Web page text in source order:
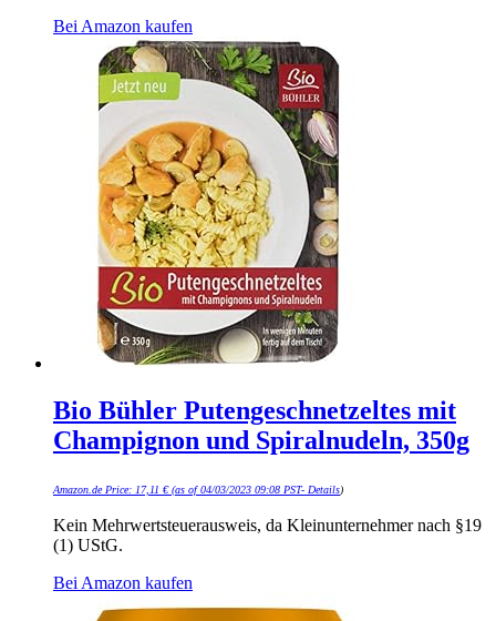
Bei Amazon kaufen
Bio Bühler Putengeschnetzeltes mit
Champignon und Spiralnudeln, 350g
Amazon.de Price: 17,11 €(as of 04/03/2023 09:08 PST- Details)
Kein Mehrwertsteuerausweis, da Kleinunternehmer nach §19
(1) UStG.
Bei Amazon kaufen